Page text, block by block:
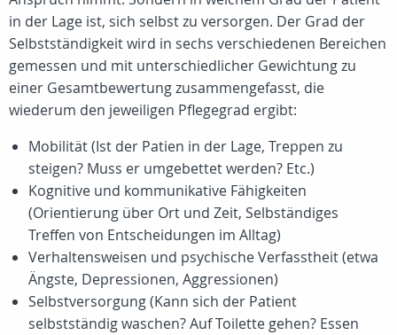
in der Lage ist, sich selbst zu versorgen. Der Grad der
Selbstständigkeit wird in sechs verschiedenen Bereichen
gemessen und mit unterschiedlicher Gewichtung zu
einer Gesamtbewertung zusammengefasst, die
wiederum den jeweiligen Pflegegrad ergibt:
Mobilität (Ist der Patien in der Lage, Treppen zu
steigen? Muss er umgebettet werden? Etc.)
Kognitive und kommunikative Fähigkeiten
(Orientierung über Ort und Zeit, Selbständiges
Treffen von Entscheidungen im Alltag)
Verhaltensweisen und psychische Verfasstheit (etwa
Ängste, Depressionen, Aggressionen)
Selbstversorgung (Kann sich der Patient
selbstständig waschen? Auf Toilette gehen? Essen